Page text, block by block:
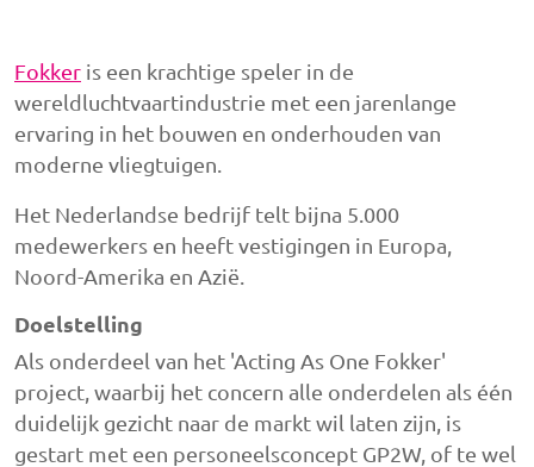
Fokker is een krachtige speler in de
wereldluchtvaartindustrie met een jarenlange
ervaring in het bouwen en onderhouden van
moderne vliegtuigen.
Het Nederlandse bedrijf telt bijna 5.000
medewerkers en heeft vestigingen in Europa,
Noord-Amerika en Azië.
Doelstelling
Als onderdeel van het 'Acting As One Fokker'
project, waarbij het concern alle onderdelen als één
duidelijk gezicht naar de markt wil laten zijn, is
gestart met een personeelsconcept GP2W, of te wel